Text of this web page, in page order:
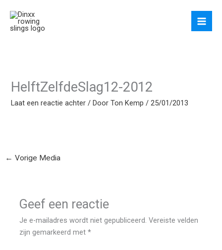
naar
HelftZelfdeSlag12-2012
Laat een reactie achter / DoorTon Kemp/25/01/2013
← Vorige Media
Geef een reactie
Je e-mailadres wordt niet gepubliceerd. Vereiste velden
zijn gemarkeerd met*